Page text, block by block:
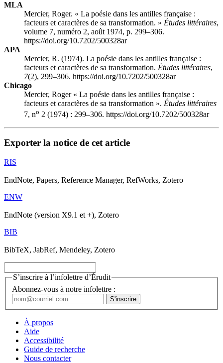
MLA
Mercier, Roger. « La poésie dans les antilles française :
facteurs et caractères de sa transformation. » Études littéraires,
volume 7, numéro 2, août 1974, p. 299–306.
https://doi.org/10.7202/500328ar
APA
Mercier, R. (1974). La poésie dans les antilles française :
facteurs et caractères de sa transformation. Études littéraires,
7(2), 299–306. https://doi.org/10.7202/500328ar
Chicago
Mercier, Roger « La poésie dans les antilles française :
facteurs et caractères de sa transformation ». Études littéraires
7, no 2 (1974) : 299–306. https://doi.org/10.7202/500328ar
Exporter la notice de cet article
RIS
EndNote, Papers, Reference Manager, RefWorks, Zotero
ENW
EndNote (version X9.1 et +), Zotero
BIB
BibTeX, JabRef, Mendeley, Zotero
S’inscrire à l’infolettre d’Érudit
Abonnez-vous à notre infolettre :
À propos
Aide
Accessibilité
Guide de recherche
Nous contacter